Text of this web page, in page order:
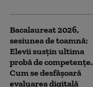
Bacalaureat 2026,
sesiunea de toamnă:
Elevii susțin ultima
probă de competențe.
Cum se desfășoară
evaluarea digitală